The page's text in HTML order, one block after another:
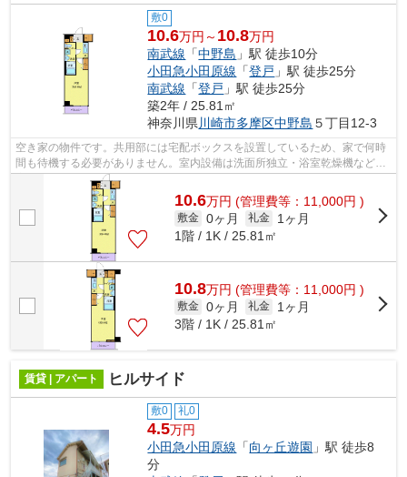
敷0
10.6万円～ 10.8万円
南武線 「中野島 」駅 徒歩10分
小田急小田原線 「登戸 」駅 徒歩25分
南武線 「登戸 」駅 徒歩25分
築2年 / 25.81㎡
神奈川県川崎市多摩区中野島 ５丁目12-3
空き家の物件です。共用部には宅配ボックスを設置しているため、家で何時
間も待機する必要がありません。室内設備は洗面所独立・浴室乾燥機など充
実した設備を備え付けています。通勤...
10.6万円 (管理費等：11,000円 )
敷金 0ヶ月 礼金
1ヶ月
1階 / 1K / 25.81㎡
10.8万円 (管理費等：11,000円 )
敷金 0ヶ月 礼金
1ヶ月
3階 / 1K / 25.81㎡
賃貸 | アパート ヒルサイド
敷0 礼0
4.5万円
小田急小田原線 「向ヶ丘遊園 」駅 徒歩8
分